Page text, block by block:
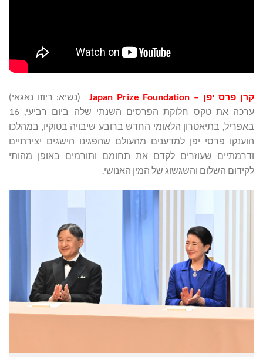
קרן פרס יפן –
Japan Prize Foundation
(נשיא: ריוזו נאגאי)
ערכה את טקס חלוקת הפרסים השנתי שלה ביום רביעי, 16
באפריל, בתיאטרון הלאומי החדש ברובע שיבויה בטוקיו, במהלכו
הוענקו פרסי יפן למדענים מהעולם שהפגינו הישגים יצירתיים
ודרמתיים שעוזרים לקדם את תחומם ותורמים באופן מהותי
לקידום השלום והשגשוג של המין האנושי.